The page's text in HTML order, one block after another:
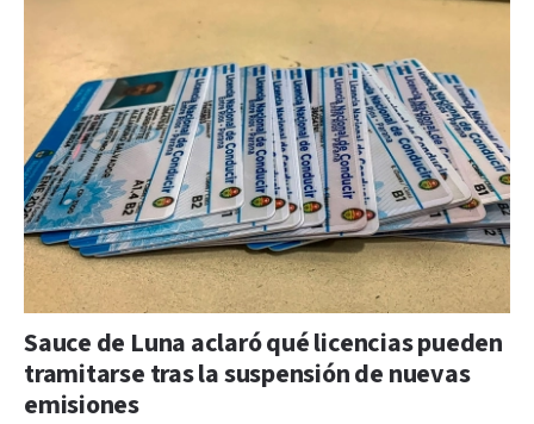
Sauce de Luna aclaró qué licencias pueden
tramitarse tras la suspensión de nuevas
emisiones